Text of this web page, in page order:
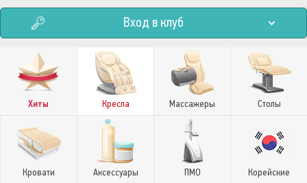
Вход в клуб
Хиты Кресла Массажеры Столы
Кровати Аксессуары ПМО Корейские